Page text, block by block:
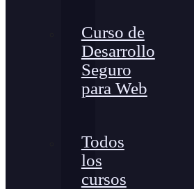
Curso de
Desarrollo
Seguro
para Web
Todos
los
cursos